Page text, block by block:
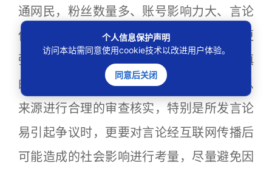
通网民，粉丝数量多、账号影响力大、言论
传播范围广，对社会公众的认知引导力更
强，因此对自身发表的言论也负有更为审慎
的注意义务，即在发表言论前，应当对消息
来源进行合理的审查核实，特别是所发言论
易引起争议时，更要对言论经互联网传播后
可能造成的社会影响进行考量，尽量避免因
个人信息保护声明
访问本站需同意使用cookie技术以改进用户体验。
同意后关闭